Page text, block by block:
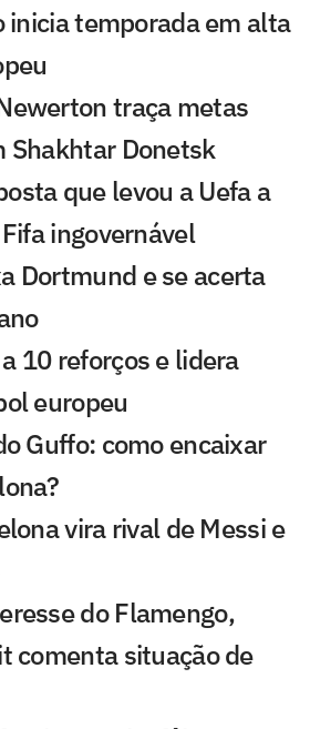
inicia temporada em alta
traça metas
Shakhtar Donetsk
que levou a Uefa a
ingovernável
Dortmund e se acerta
10 reforços e lidera
europeu
Guffo: como encaixar
vira rival de Messi e
do Flamengo,
comenta situação de